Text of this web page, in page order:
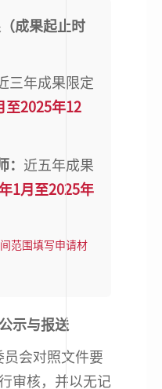
成果起止时
三年成果限定
至2025年12
： 近五年成果
1月至2025年
范围填写申请材
示与报送
员会对照文件要
审核，并以无记